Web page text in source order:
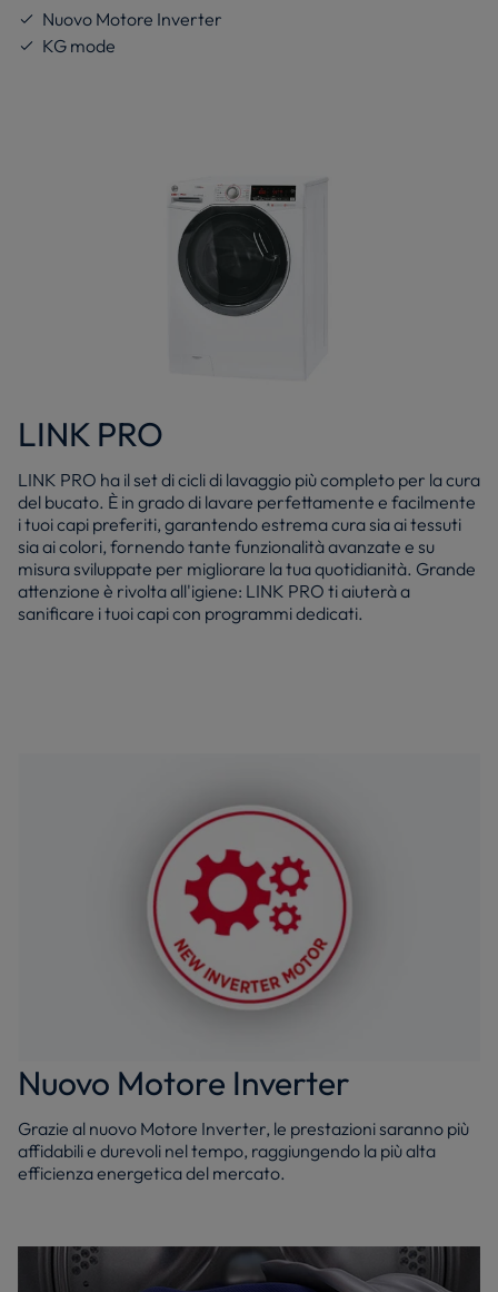
Nuovo Motore Inverter
KG mode
LINK PRO
LINK PRO ha il set di cicli di lavaggio più completo per la cura
del bucato. È in grado di lavare perfettamente e facilmente
i tuoi capi preferiti, garantendo estrema cura sia ai tessuti
sia ai colori, fornendo tante funzionalità avanzate e su
misura sviluppate per migliorare la tua quotidianità. Grande
attenzione è rivolta all'igiene: LINK PRO ti aiuterà a
sanificare i tuoi capi con programmi dedicati.
Nuovo Motore Inverter
Grazie al nuovo Motore Inverter, le prestazioni saranno più
affidabili e durevoli nel tempo, raggiungendo la più alta
efficienza energetica del mercato.